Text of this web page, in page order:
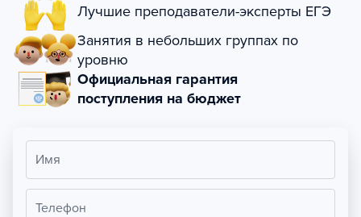
Лучшие преподаватели-эксперты ЕГЭ
Занятия в небольших группах по
уровню
Официальная гарантия
поступления на бюджет
Имя
Телефон